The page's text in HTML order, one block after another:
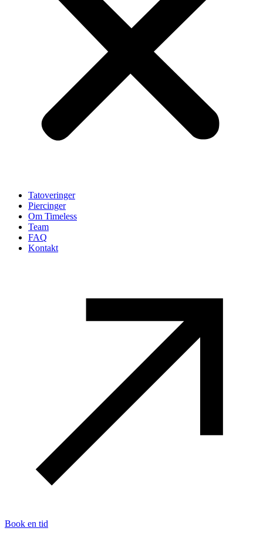
Tatoveringer
Piercinger
Om Timeless
Team
FAQ
Kontakt
Book en tid